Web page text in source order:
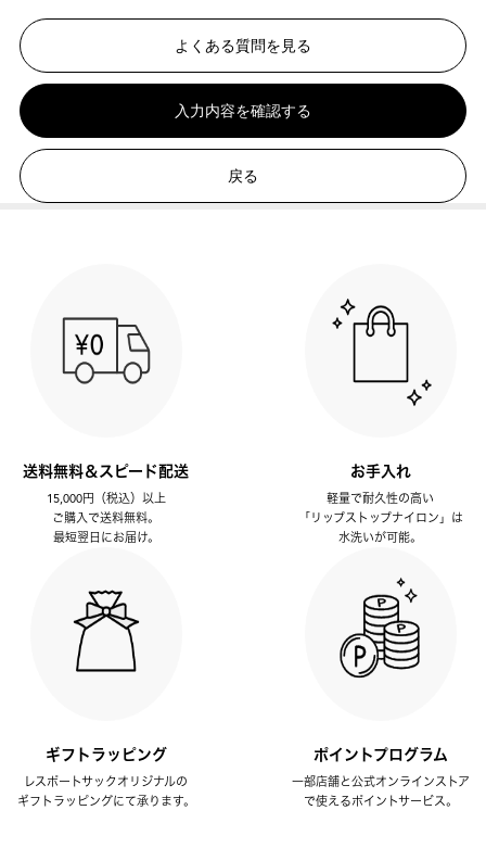
よくある質問を見る
入力内容を確認する
戻る
送料無料＆スピード配送
15,000円（税込）以上
ご購入で送料無料。
最短翌日にお届け。
お手入れ
軽量で耐久性の高い
「リップストップナイロン」は
水洗いが可能。
ギフトラッピング
レスポートサックオリジナルの
ギフトラッピングにて承ります。
ポイントプログラム
一部店舗と公式オンラインストア
で使えるポイントサービス。